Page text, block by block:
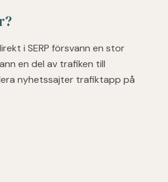
i SERP försvann en stor
en del av trafiken till
nyhetssajter trafiktapp på